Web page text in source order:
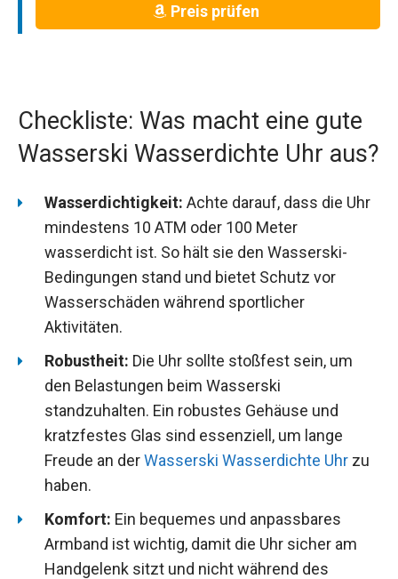
Preis prüfen
Checkliste: Was macht eine gute
Wasserski Wasserdichte Uhr aus?
Wasserdichtigkeit: Achte darauf, dass die Uhr
mindestens 10 ATM oder 100 Meter
wasserdicht ist. So hält sie den Wasserski-
Bedingungen stand und bietet Schutz vor
Wasserschäden während sportlicher
Aktivitäten.
Robustheit: Die Uhr sollte stoßfest sein, um
den Belastungen beim Wasserski
standzuhalten. Ein robustes Gehäuse und
kratzfestes Glas sind essenziell, um lange
Freude an derWasserski Wasserdichte Uhr zu
haben.
Komfort: Ein bequemes und anpassbares
Armband ist wichtig, damit die Uhr sicher am
Handgelenk sitzt und nicht während des